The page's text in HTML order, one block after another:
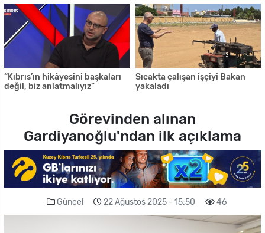
“Kıbrıs’ın hikâyesini başkaları
değil, biz anlatmalıyız”
Sıcakta çalışan işçiyi Bakan
yakaladı
Görevinden alınan
Gardiyanoğlu'ndan ilk açıklama
Güncel 22 Ağustos 2025 - 15:50 46